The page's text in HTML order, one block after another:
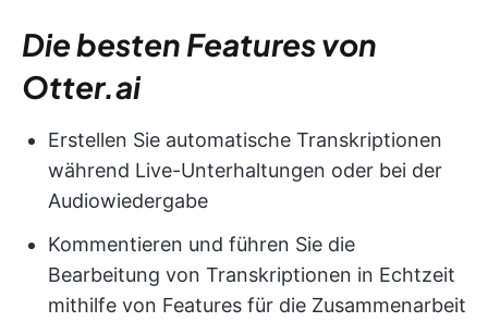
Die besten Features von
Otter.ai
Erstellen Sie automatische Transkriptionen
während Live-Unterhaltungen oder bei der
Audiowiedergabe
Kommentieren und führen Sie die
Bearbeitung von Transkriptionen in Echtzeit
mithilfe von Features für die Zusammenarbeit